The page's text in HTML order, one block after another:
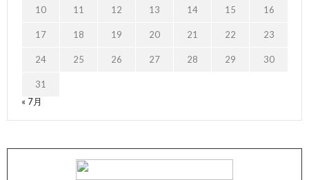
10 11 12 13 14 15 16
17 18 19 20 21 22 23
24 25 26 27 28 29 30
31
« 7月